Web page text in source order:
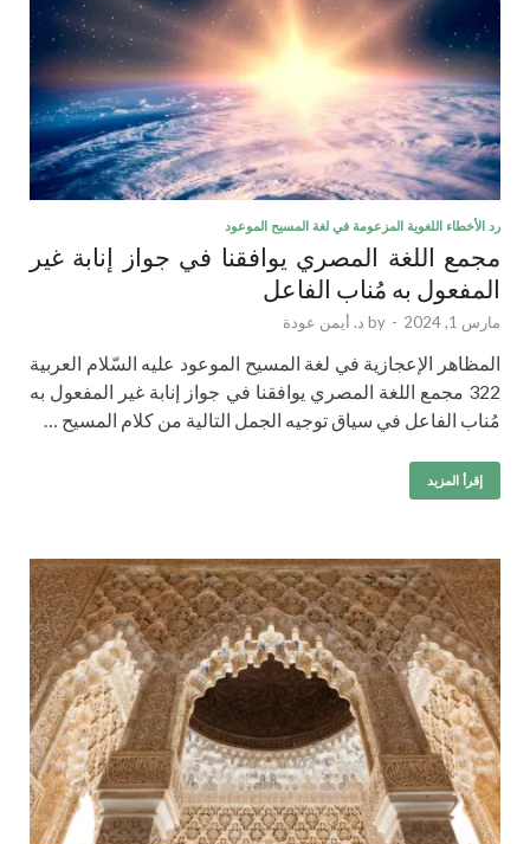
رد الأخطاء اللغوية المزعومة في لغة المسيح الموعود
مجمع اللغة المصري يوافقنا في جواز إنابة غير
المفعول به مُناب الفاعل
مارس 1, 2024 -
by د. أيمن عودة
المظاهر الإعجازية في لغة المسيح الموعود عليه السّلام العربية
322 مجمع اللغة المصري يوافقنا في جواز إنابة غير المفعول به
مُناب الفاعل في سياق توجيه الجمل التالية من كلام المسيح …
إقرأ المزيد